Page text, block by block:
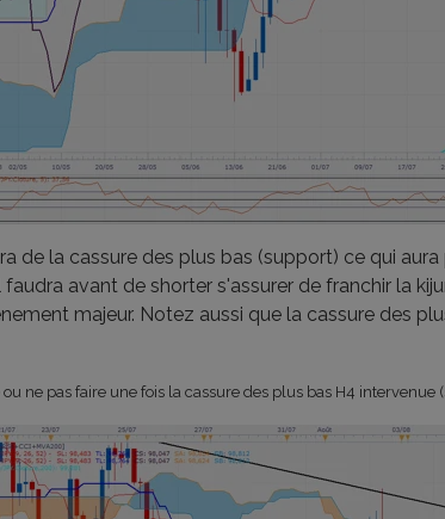
de la cassure des plus bas (support) ce qui
faudra avant de shorter s'assurer de franchir la
majeur. Notez aussi que la cassure des
ne pas faire une fois la cassure des plus bas H4 intervenue